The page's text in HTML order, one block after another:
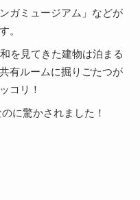
ガミュージアム」などが
。
を見てきた建物は泊まる
有ルームに掘りごたつが
コリ！
に驚かされました！